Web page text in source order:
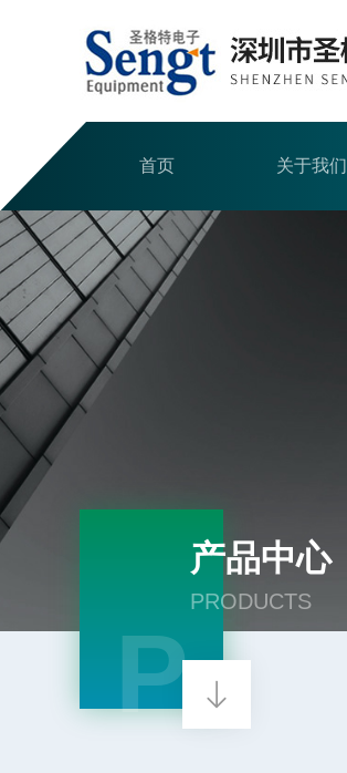
首页 关于我们
产品中心
PRODUCTS
P